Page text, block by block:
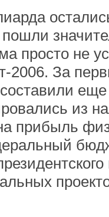
просто не
За
из
прибыль